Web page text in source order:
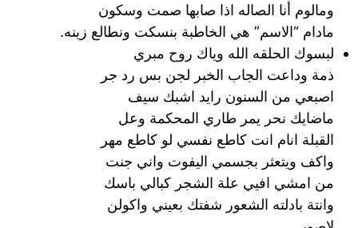
ومالوم أنا الصاله اذا صابها صمت وسكون
مادام “الاسم” هي الخاطبة بنسكت ونطالع زينه.
لبسوك الحلقه الله وياك روح مبري
ذمة وداعت الجاب الخبر لجن بس رد جر
اصبعي من السنون رايد اشبك سيف
ماضايك نحر يمر طاري المحكمة وعل
القبلة انام انت كاطع نفسي لو كاطع مهر
واكف ويتعثر بجسمي اليفوت واني جنت
من امشي افيي علة الشجر كبالي باسك
وانتة بادلته الشعور شفتك بعيني واكولن